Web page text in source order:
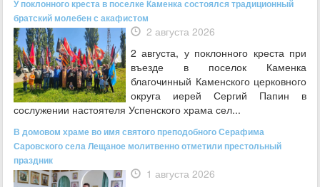
У поклонного креста в поселке Каменка состоялся традиционный
братский молебен с акафистом
2 августа 2026
2 августа, у поклонного креста при
въезде в поселок Каменка
благочинный Каменского церковного
округа иерей Сергий Папин в
сослужении настоятеля Успенского храма сел...
В домовом храме во имя святого преподобного Серафима
Саровского села Лещаное молитвенно отметили престольный
праздник
1 августа 2026